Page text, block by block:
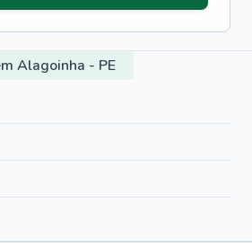
Alagoinha - PE